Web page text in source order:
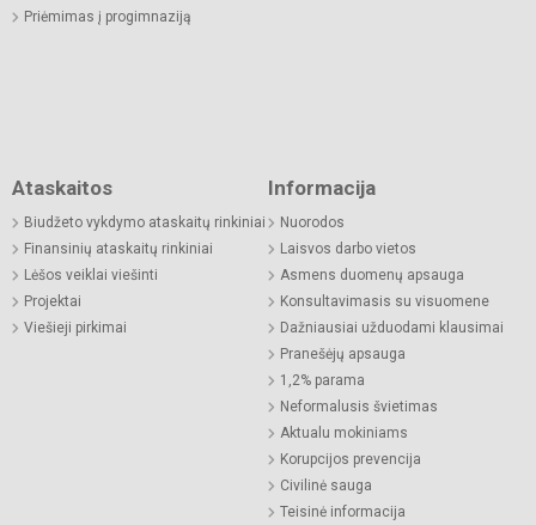
Priėmimas į progimnaziją
Ataskaitos
Biudžeto vykdymo ataskaitų rinkiniai
Finansinių ataskaitų rinkiniai
Lėšos veiklai viešinti
Projektai
Viešieji pirkimai
Informacija
Nuorodos
Laisvos darbo vietos
Asmens duomenų apsauga
Konsultavimasis su visuomene
Dažniausiai užduodami klausimai
Pranešėjų apsauga
1,2% parama
Neformalusis švietimas
Aktualu mokiniams
Korupcijos prevencija
Civilinė sauga
Teisinė informacija